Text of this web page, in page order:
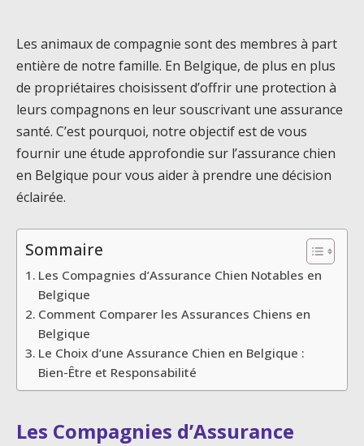
Les animaux de compagnie sont des membres à part
entière de notre famille. En Belgique, de plus en plus
de propriétaires choisissent d’offrir une protection à
leurs compagnons en leur souscrivant une assurance
santé. C’est pourquoi, notre objectif est de vous
fournir une étude approfondie sur l’assurance chien
en Belgique pour vous aider à prendre une décision
éclairée.
Sommaire
Les Compagnies d’Assurance Chien Notables en
Belgique
Comment Comparer les Assurances Chiens en
Belgique
Le Choix d’une Assurance Chien en Belgique :
Bien-Être et Responsabilité
Les Compagnies d’Assurance